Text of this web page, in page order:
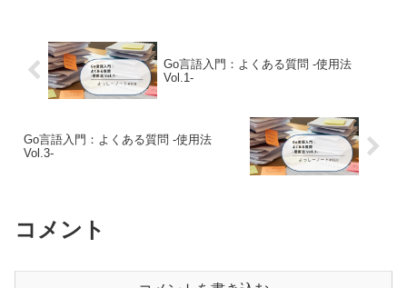
Go言語入門：よくある質問 -使用法
Vol.1-
Go言語入門：よくある質問 -使用法
Vol.3-
コメント